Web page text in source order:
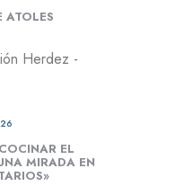
ATOLES
Herdez -
EL
MIRADA EN